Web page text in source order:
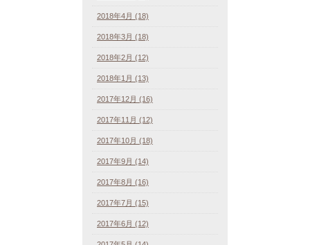
2018年4月 (18)
2018年3月 (18)
2018年2月 (12)
2018年1月 (13)
2017年12月 (16)
2017年11月 (12)
2017年10月 (18)
2017年9月 (14)
2017年8月 (16)
2017年7月 (15)
2017年6月 (12)